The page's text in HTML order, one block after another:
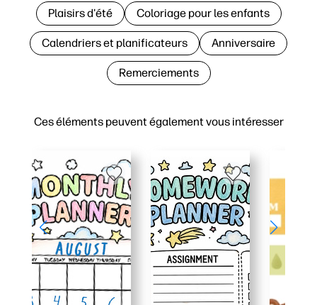
Ces éléments peuvent également vous intéresser
Plaisirs d'été Coloriage pour les enfants
Calendriers et planificateurs Anniversaire
Remerciements